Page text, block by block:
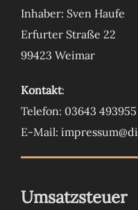
Inhaber: Sven Haufe
Erfurter Straße 22
99423 Weimar
Kontakt:
Telefon: 03643 493955
E-Mail:
Umsatzsteuer